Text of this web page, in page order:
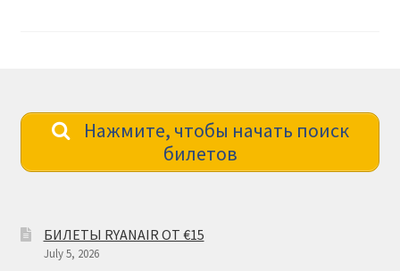
Нажмите, чтобы начать поиск
билетов
БИЛЕТЫ RYANAIR ОТ €15
July 5, 2026